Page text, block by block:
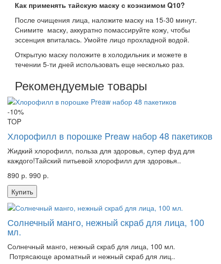
Как применять тайскую маску с коэнзимом Q10?
После очищения лица, наложите маску на 15-30 минут.
Снимите маску, аккуратно помассируйте кожу, чтобы
эссенция впиталась. Умойте лицо прохладной водой.
Открытую маску положите в холодильник и можете в
течении 5-ти дней использовать еще несколько раз.
Рекомендуемые товары
-10%
TOP
Хлорофилл в порошке Preaw набор 48 пакетиков
Жидкий хлорофилл, польза для здоровья, супер фуд для
каждого!Тайский питьевой хлорофилл для здоровья..
890 р. 990 р.
Купить
Солнечный манго, нежный скраб для лица, 100
мл.
Солнечный манго, нежный скраб для лица, 100 мл.
Потрясающе ароматный и нежный скраб для лиц..